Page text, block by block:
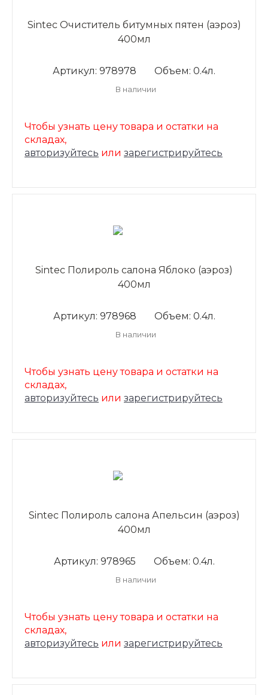
Sintec Очиститель битумных пятен (аэроз)
400мл
Артикул: 978978 Объем: 0.4л.
В наличии
Чтобы узнать цену товара и остатки на
складах,
авторизуйтесь или зарегистрируйтесь
Sintec Полироль салона Яблоко (аэроз)
400мл
Артикул: 978968 Объем: 0.4л.
В наличии
Чтобы узнать цену товара и остатки на
складах,
авторизуйтесь или зарегистрируйтесь
Sintec Полироль салона Апельсин (аэроз)
400мл
Артикул: 978965 Объем: 0.4л.
В наличии
Чтобы узнать цену товара и остатки на
складах,
авторизуйтесь или зарегистрируйтесь